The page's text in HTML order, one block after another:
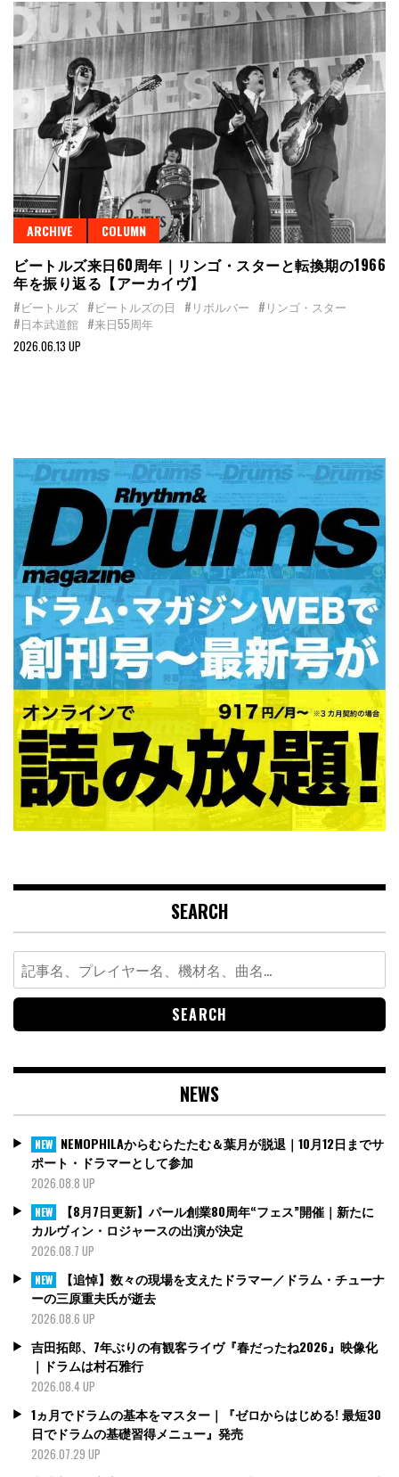
ARCHIVE COLUMN
ビートルズ来日60周年｜リンゴ・スターと転換期の1966
年を振り返る【アーカイヴ】
#ビートルズ #ビートルズの日 #リボルバー #リンゴ・スター
#日本武道館 #来日55周年
2026.06.13 UP
SEARCH
Search
for:
NEWS
NEW NEMOPHILAからむらたたむ＆葉月が脱退｜10月12日までサ
ポート・ドラマーとして参加
2026.08.8 UP
NEW
【8月7日更新】パール創業80周年“フェス”開催｜新たに
カルヴィン・ロジャースの出演が決定
2026.08.7 UP
NEW
【追悼】数々の現場を支えたドラマー／ドラム・チューナ
ーの三原重夫氏が逝去
2026.08.6 UP
吉田拓郎、7年ぶりの有観客ライヴ『春だったね2026』映像化
｜ドラムは村石雅行
2026.08.4 UP
1ヵ月でドラムの基本をマスター｜『ゼロからはじめる! 最短30
日でドラムの基礎習得メニュー』発売
2026.07.29 UP